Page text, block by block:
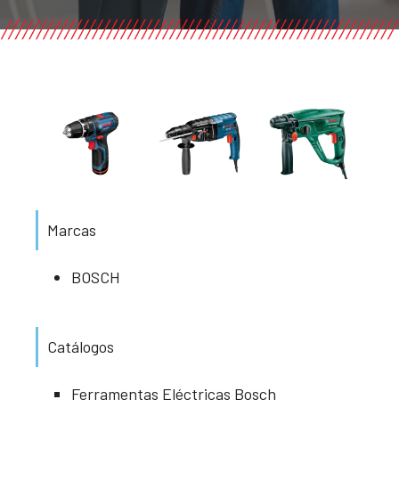
Marcas
BOSCH
Catálogos
Ferramentas Eléctricas Bosch